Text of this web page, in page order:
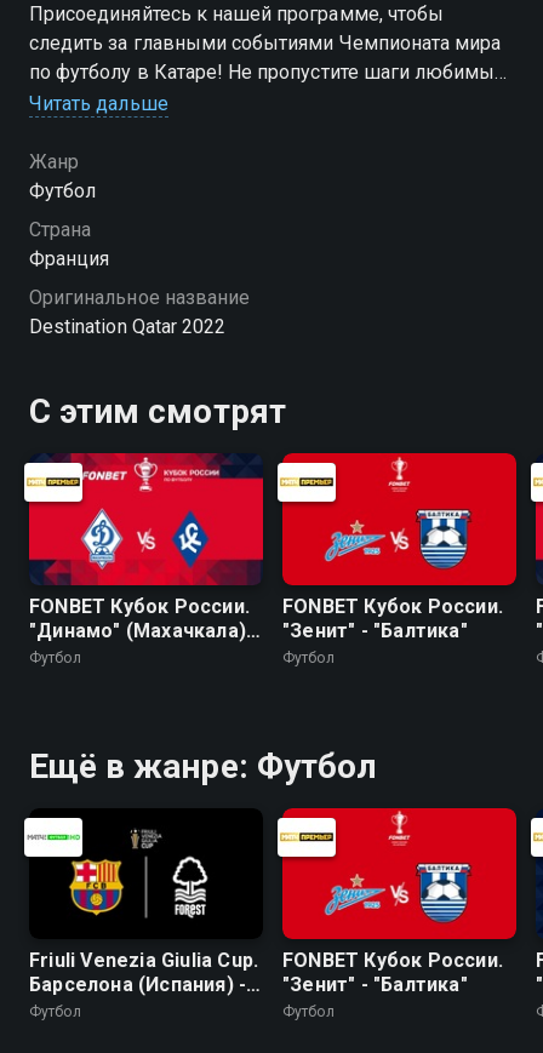
Присоединяйтесь к нашей программе, чтобы
следить за главными событиями Чемпионата мира
по футболу в Катаре! Не пропустите шаги любимых
команд к футбольному Олимпу!
Читать дальше
Жанр
Футбол
Страна
Франция
Оригинальное название
Destination Qatar 2022
С этим смотрят
FONBET Кубок России.
"Динамо" (Махачкала) -
"Крылья Советов"
Футбол
FONBET Кубок России.
"Зенит" - "Балтика"
Футбол
Ещё в жанре: Футбол
Friuli Venezia Giulia Cup.
Барселона (Испания) -
Ноттингем Форест
Футбол
FONBET Кубок России.
"Зенит" - "Балтика"
Футбол